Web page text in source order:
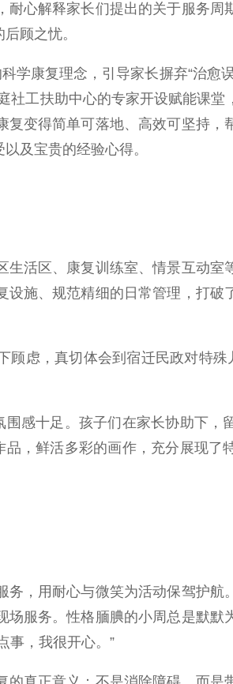
解释家长们提出的关于服务周
顾之忧。
康复理念，引导家长摒弃“治愈
工扶助中心的专家开设赋能课堂
变得简单可落地、高效可坚持
及宝贵的经验心得。
区、康复训练室、情景互动室
施、规范精细的日常管理，打
，真切体会到宿迁民政对特殊
十足。孩子们在家长协助下，
，鲜活多彩的画作，充分展现
用耐心与微笑为活动保驾护航
服务。性格腼腆的小周总是默默
事，我很开心。”